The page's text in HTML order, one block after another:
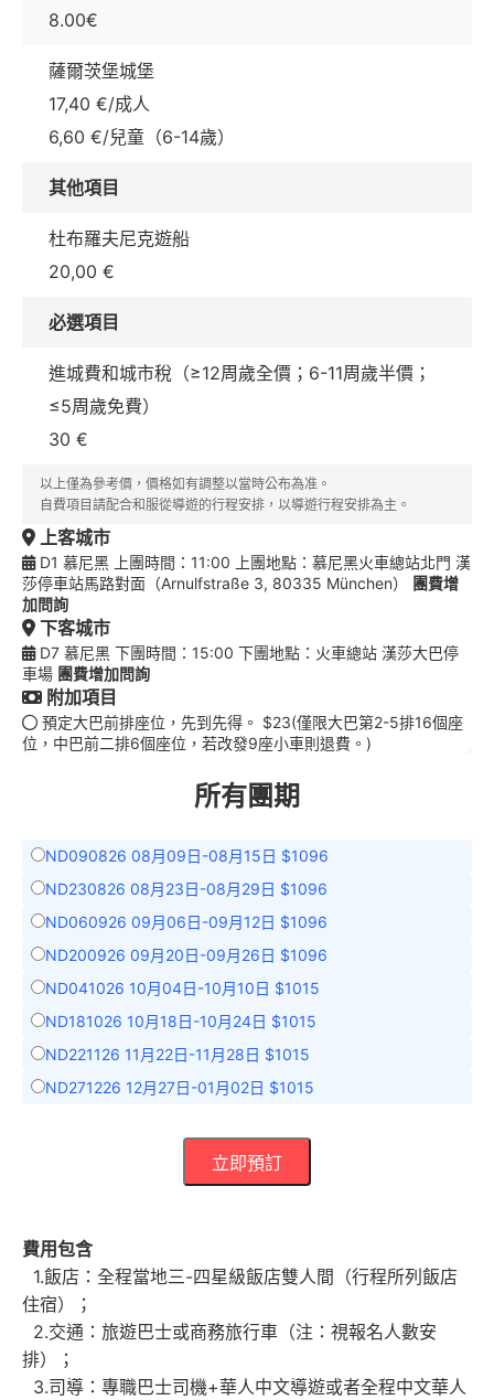
8.00€
薩爾茨堡城堡
17,40 €/成人
6,60 €/兒童（6-14歲）
其他項目
杜布羅夫尼克遊船
20,00 €
必選項目
進城費和城市稅（≥12周歲全價；6-11周歲半價；
≤5周歲免費）
30 €
以上僅為參考價，價格如有調整以當時公布為准。
自費項目請配合和服從導遊的行程安排，以導遊行程安排為主。
上客城市
D1 慕尼黑 上團時間：11:00 上團地點：慕尼黑火車總站北門 漢
莎停車站馬路對面（Arnulfstraße 3, 80335 München）
團費增
加問詢
下客城市
D7 慕尼黑 下團時間：15:00 下團地點：火車總站 漢莎大巴停
車場 團費增加問詢
附加項目
預定大巴前排座位，先到先得。 $23(僅限大巴第2-5排16個座
位，中巴前二排6個座位，若改發9座小車則退費。)
所有團期
ND090826 08月09日-08月15日 $1096
ND230826 08月23日-08月29日 $1096
ND060926 09月06日-09月12日 $1096
ND200926 09月20日-09月26日 $1096
ND041026 10月04日-10月10日 $1015
ND181026 10月18日-10月24日 $1015
ND221126 11月22日-11月28日 $1015
ND271226 12月27日-01月02日 $1015
立即預訂
費用包含
1.飯店：全程當地三-四星級飯店雙人間（行程所列飯店
住宿）；
2.交通：旅遊巴士或商務旅行車（注：視報名人數安
排）；
3.司導：專職巴士司機+華人中文導遊或者全程中文華人